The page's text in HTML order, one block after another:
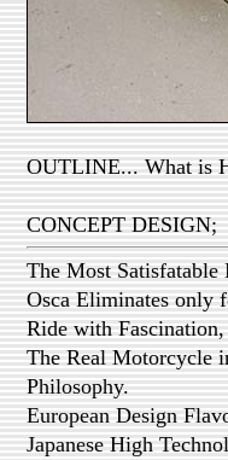
OUTLINE... What is
CONCEPT DESIGN;
The Most
Osca Eliminates only
Ride with
The Real Motorcycle
Philosophy.
European Design
Japanese High